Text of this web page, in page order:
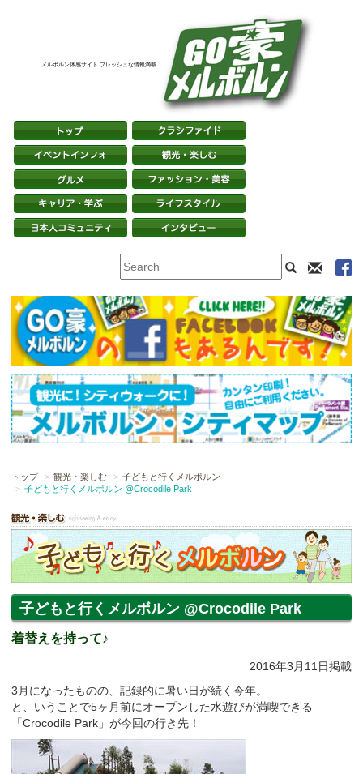
メルボルン体感サイト フレッシュな情報満載
トップ 観光・楽しむ
子どもと行くメルボルン
子どもと行くメルボルン @Crocodile Park
子どもと行くメルボルン @Crocodile Park
着替えを持って♪
2016年3月11日掲載
3月になったものの、記録的に暑い日が続く今年。
と、いうことで5ヶ月前にオープンした水遊びが満喫できる
「Crocodile Park」が今回の行き先！